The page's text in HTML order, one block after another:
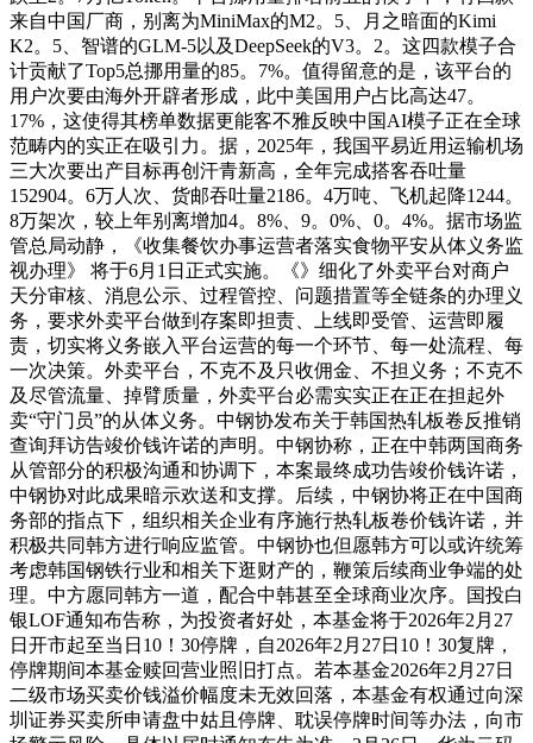
来自中国厂商，别离为MiniMax的M2。5、月之暗面的Kimi
K2。5、智谱的GLM-5以及DeepSeek的V3。2。这四款模子合
计贡献了Top5总挪用量的85。7%。值得留意的是，该平台的
用户次要由海外开辟者形成，此中美国用户占比高达47。
17%，这使得其榜单数据更能客不雅反映中国AI模子正在全球
范畴内的实正在吸引力。据，2025年，我国平易近用运输机场
三大次要出产目标再创汗青新高，全年完成搭客吞吐量
152904。6万人次、货邮吞吐量2186。4万吨、飞机起降1244。
8万架次，较上年别离增加4。8%、9。0%、0。4%。据市场监
管总局动静，《收集餐饮办事运营者落实食物平安从体义务监
视办理》 将于6月1日正式实施。《》细化了外卖平台对商户
天分审核、消息公示、过程管控、问题措置等全链条的办理义
务，要求外卖平台做到存案即担责、上线即受管、运营即履
责，切实将义务嵌入平台运营的每一个环节、每一处流程、每
一次决策。外卖平台，不克不及只收佣金、不担义务；不克不
及尽管流量、掉臂质量，外卖平台必需实实正在正在担起外
卖“守门员”的从体义务。中钢协发布关于韩国热轧板卷反推销
查询拜访告竣价钱许诺的声明。中钢协称，正在中韩两国商务
从管部分的积极沟通和协调下，本案最终成功告竣价钱许诺，
中钢协对此成果暗示欢送和支撑。后续，中钢协将正在中国商
务部的指点下，组织相关企业有序施行热轧板卷价钱许诺，并
积极共同韩方进行响应监管。中钢协也但愿韩方可以或许统筹
考虑韩国钢铁行业和相关下逛财产的，鞭策后续商业争端的处
理。中方愿同韩方一道，配合中韩甚至全球商业次序。国投白
银LOF通知布告称，为投资者好处，本基金将于2026年2月27
日开市起至当日10！30停牌，自2026年2月27日10！30复牌，
停牌期间本基金赎回营业照旧打点。若本基金2026年2月27日
二级市场买卖价钱溢价幅度未无效回落，本基金有权通过向深
圳证券买卖所申请盘中姑且停牌、耽误停牌时间等办法，向市